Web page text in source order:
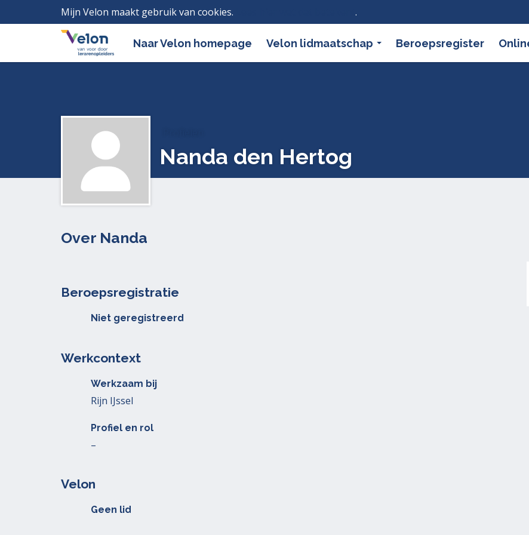
Mijn Velon maakt gebruik van cookies. .
Naar Velon homepage Velon lidmaatschap Beroepsregister
Nanda den Hertog
Over Nanda
Beroepsregistratie
Niet geregistreerd
Werkcontext
Werkzaam bij
Rijn IJssel
Profiel en rol
–
Velon
Geen lid